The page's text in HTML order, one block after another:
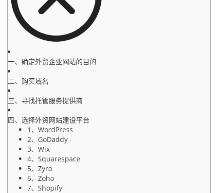
一、确定外贸企业网站的目的
二、购买域名
三、寻找托管服务提供商
四、选择外贸网站建设平台
1、WordPress
2、GoDaddy
3、Wix
4、Squarespace
5、Zyro
6、Zoho
7、Shopify